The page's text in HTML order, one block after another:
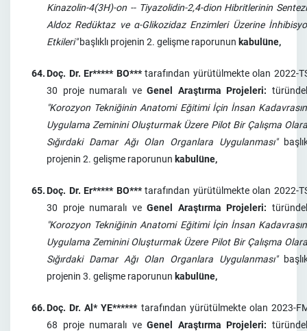
Kinazolin-4(3H)-on -- Tiyazolidin-2,4-dion Hibritlerinin
Aldoz Redüktaz ve α-Glikozidaz Enzimleri Üzerine
Etkileri"başlıklı projenin 2. gelişme raporunun kabulüne,
64.Doç. Dr. Er***** BO***tarafından yürütülmekte olan 2022-
30 proje numaralı veGenel Araştırma Projeleri:
"Korozyon Tekniğinin Anatomi Eğitimi İçin İnsan
Uygulama Zeminini Oluşturmak Üzere Pilot Bir Çalışma
Sığırdaki Damar Ağı Olan Organlara Uygulanması"
projenin 2. gelişme raporunun kabulüne,
65.Doç. Dr. Er***** BO***tarafından yürütülmekte olan 2022-
30 proje numaralı veGenel Araştırma Projeleri:
"Korozyon Tekniğinin Anatomi Eğitimi İçin İnsan
Uygulama Zeminini Oluşturmak Üzere Pilot Bir Çalışma
Sığırdaki Damar Ağı Olan Organlara Uygulanması"
projenin 3. gelişme raporunun kabulüne,
66.Doç. Dr. Al* YE******tarafından yürütülmekte olan 2023-
68 proje numaralı veGenel Araştırma Projeleri: